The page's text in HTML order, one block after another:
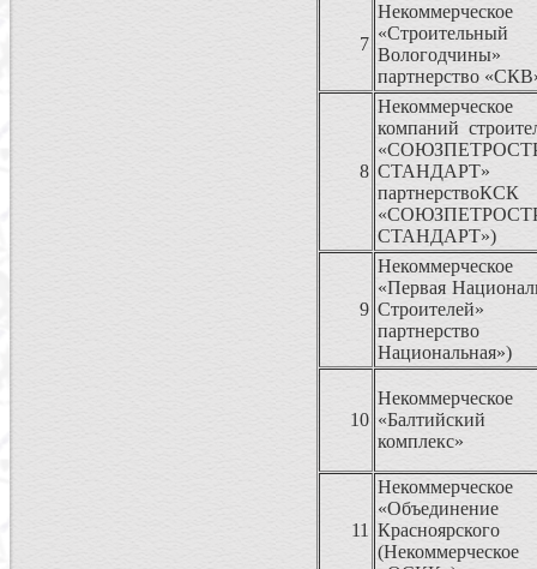
7
Вологодчины»
партнерство
8
компаний
СТАНДАРТ»
партнерствоКСК
СТАНДАРТ»)
9
«Первая
Строителей»
Национальная»)
10 «Балтийский
комплекс»
11